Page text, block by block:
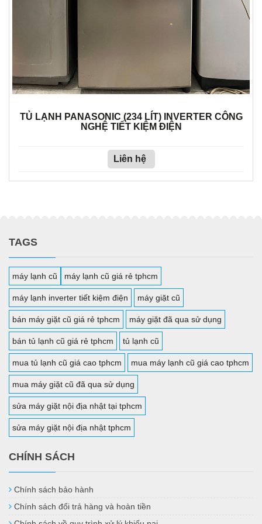
TỦ LẠNH PANASONIC (234 LÍT) INVERTER CÔNG
NGHỆ TIẾT KIỆM ĐIỆN
Liên hệ
TAGS
máy lạnh cũ máy lạnh cũ giá rẻ tphcm
máy lạnh inverter tiết kiệm điện máy giặt cũ
bán máy giặt cũ giá rẻ tphcm máy giặt đã qua sử dụng
bán tủ lạnh cũ giá rẻ tphcm tủ lạnh cũ
mua tủ lạnh cũ giá cao tphcm mua máy lạnh cũ giá cao tphcm
mua máy giặt cũ đã qua sử dụng
sửa máy giặt nội địa nhật tại tphcm
sửa máy giặt nội địa nhật tphcm
CHÍNH SÁCH
Chính sách bảo hành
Chính sách đổi trả hàng và hoàn tiền